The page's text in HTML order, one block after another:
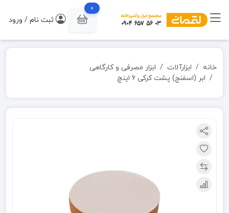
0
ثبت نام / ورود
خانه ابزارآلات
ابزار مصرفی و کارگاهی
ابر (اسفنج) پشت کرکی 6 اینچ